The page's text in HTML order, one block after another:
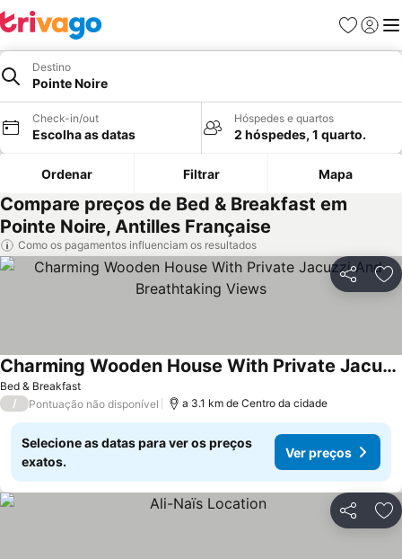
Favoritos
Iniciar
Destino
Pointe Noire
Check-in/out
Escolha as datas
Hóspedes e quartos
2 hóspedes, 1 quarto.
Ordenar Filtrar Mapa
Compare preços de Bed & Breakfast em
Pointe Noire, Antilles Française
Como os pagamentos influenciam os resultados
Partilhar
Bed & Breakfast
Charming Wooden House With Private Jacuzzi And Breathtaking Views
/ Pontuação não disponível a 3.1 km de Centro da cidade
Selecione as datas para ver os preços
exatos.
Ver preços
Partilhar